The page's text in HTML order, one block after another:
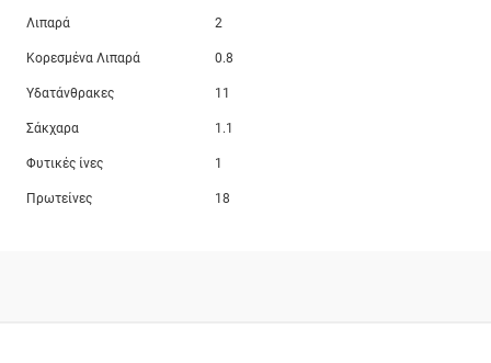
Λιπαρά 2
Κορεσμένα Λιπαρά 0.8
Υδατάνθρακες 11
Σάκχαρα 1.1
Φυτικές ίνες 1
Πρωτείνες 18